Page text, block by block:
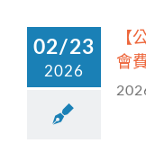
02/23
2026
【
會